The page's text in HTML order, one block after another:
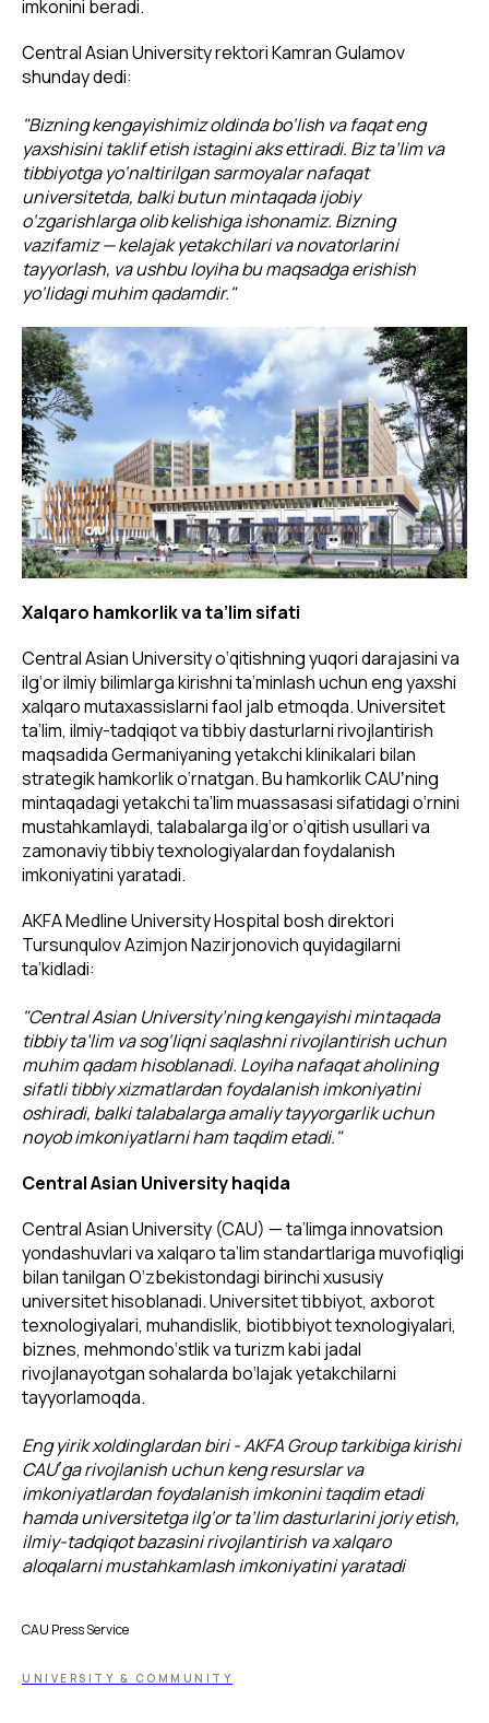
imkonini beradi.
Central Asian University rektori Kamran Gulamov
shunday dedi:
"Bizning kengayishimiz oldinda bo‘lish va faqat eng
yaxshisini taklif etish istagini aks ettiradi. Biz ta’lim va
tibbiyotga yo‘naltirilgan sarmoyalar nafaqat
universitetda, balki butun mintaqada ijobiy
o‘zgarishlarga olib kelishiga ishonamiz. Bizning
vazifamiz — kelajak yetakchilari va novatorlarini
tayyorlash, va ushbu loyiha bu maqsadga erishish
yo‘lidagi muhim qadamdir."
Xalqaro hamkorlik va ta’lim sifati
Central Asian University o‘qitishning yuqori darajasini va
ilg‘or ilmiy bilimlarga kirishni ta’minlash uchun eng yaxshi
xalqaro mutaxassislarni faol jalb etmoqda. Universitet
ta’lim, ilmiy-tadqiqot va tibbiy dasturlarni rivojlantirish
maqsadida Germaniyaning yetakchi klinikalari bilan
strategik hamkorlik o‘rnatgan. Bu hamkorlik CAUʼning
mintaqadagi yetakchi ta’lim muassasasi sifatidagi o‘rnini
mustahkamlaydi, talabalarga ilg‘or o‘qitish usullari va
zamonaviy tibbiy texnologiyalardan foydalanish
imkoniyatini yaratadi.
AKFA Medline University Hospital bosh direktori
Tursunqulov Azimjon Nazirjonovich quyidagilarni
ta’kidladi:
"Central Asian University’ning kengayishi mintaqada
tibbiy ta’lim va sog‘liqni saqlashni rivojlantirish uchun
muhim qadam hisoblanadi. Loyiha nafaqat aholining
sifatli tibbiy xizmatlardan foydalanish imkoniyatini
oshiradi, balki talabalarga amaliy tayyorgarlik uchun
noyob imkoniyatlarni ham taqdim etadi."
Central Asian University haqida
Central Asian University (CAU) — ta’limga innovatsion
yondashuvlari va xalqaro ta’lim standartlariga muvofiqligi
bilan tanilgan O‘zbekistondagi birinchi xususiy
universitet hisoblanadi. Universitet tibbiyot, axborot
texnologiyalari, muhandislik, biotibbiyot texnologiyalari,
biznes, mehmondo‘stlik va turizm kabi jadal
rivojlanayotgan sohalarda bo‘lajak yetakchilarni
tayyorlamoqda.
Eng yirik xoldinglardan biri - AKFA Group tarkibiga kirishi
CAUʼga rivojlanish uchun keng resurslar va
imkoniyatlardan foydalanish imkonini taqdim etadi
hamda universitetga ilg‘or ta’lim dasturlarini joriy etish,
ilmiy-tadqiqot bazasini rivojlantirish va xalqaro
aloqalarni mustahkamlash imkoniyatini yaratadi
CAU Press Service
UNIVERSITY & COMMUNITY